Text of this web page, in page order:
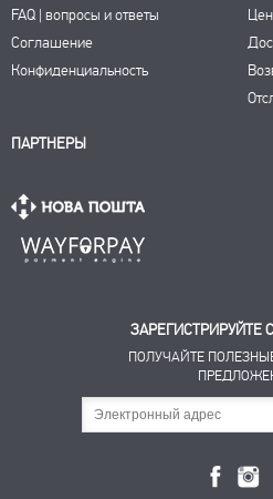
FAQ | вопросы и ответы
Соглашение
Конфиденциальность
ПАРТНЕРЫ
ЗАРЕГИСТРИРУЙТЕ
ПОЛУЧАЙТЕ